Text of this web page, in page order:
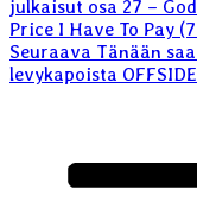
julkaisut osa 27 –
Price I Have To Pay
Seuraava
artikkeli
Seuraava Tänään
levykapoista